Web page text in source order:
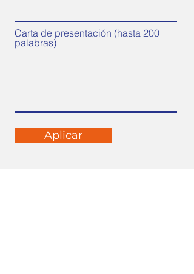
Carta de presentación (hasta 200
palabras)
Aplicar